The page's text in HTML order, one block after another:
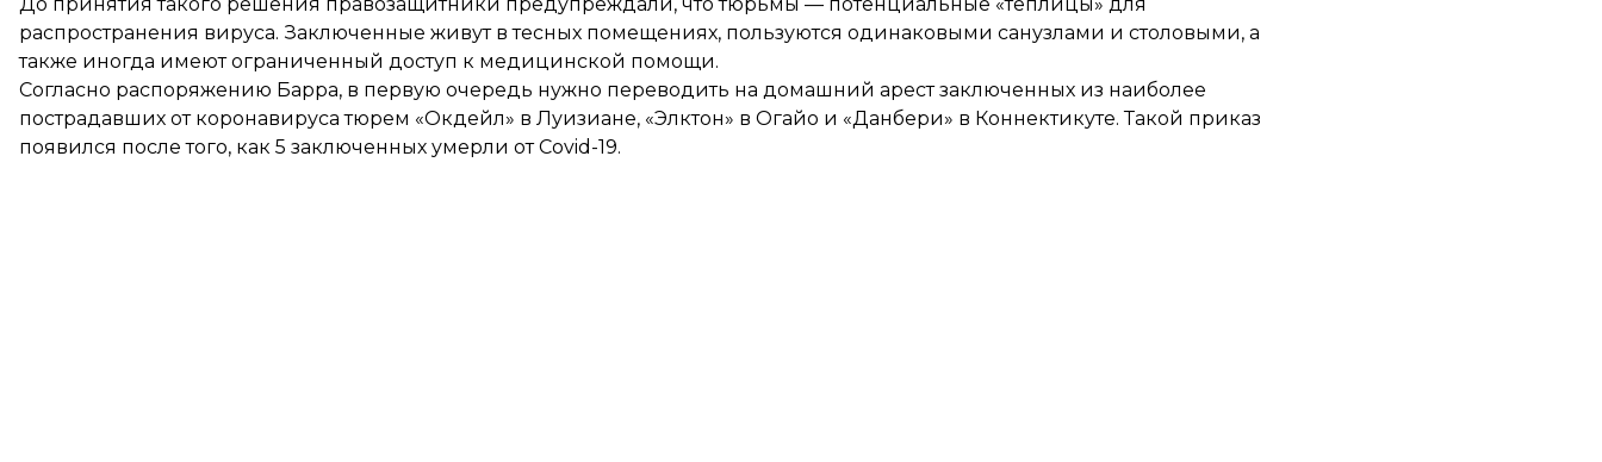
распространения вируса. Заключенные живут в тесных помещениях, пользуются одинаковыми санузлами и столовыми, а
также иногда имеют ограниченный доступ к медицинской помощи.
Согласно распоряжению Барра, в первую очередь нужно переводить на домашний арест заключенных из наиболее
пострадавших от коронавируса тюрем «Окдейл» в Луизиане, «Элктон» в Огайо и «Данбери» в Коннектикуте. Такой приказ
появился после того, как 5 заключенных умерли от Covid-19.